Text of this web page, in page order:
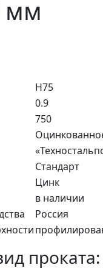
мм
Н75
0.9
750
Стандарт
Цинк
в наличии
Россия
проката: